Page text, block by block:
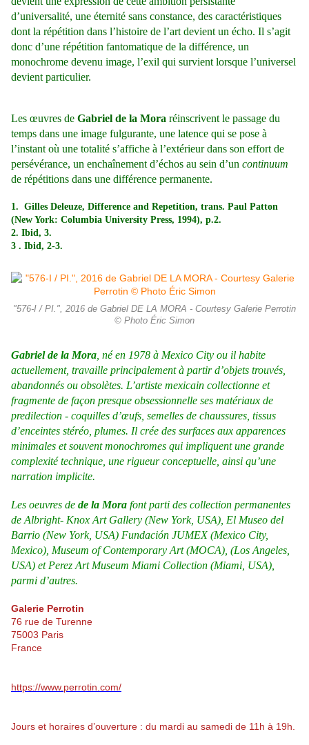
d’universalité, une éternité sans constance, des caractéristiques
dont la répétition dans l’histoire de l’art devient un écho. Il s’agit
donc d’une répétition fantomatique de la différence, un
monochrome devenu image, l’exil qui survient lorsque l’universel
devient particulier.
Les œuvres de Gabriel de la Mora réinscrivent le passage du
temps dans une image fulgurante, une latence qui se pose à
l’instant où une totalité s’affiche à l’extérieur dans son effort de
persévérance, un enchaînement d’échos au sein d’un continuum
de répétitions dans une différence permanente.
1. Gilles Deleuze, Difference and Repetition, trans. Paul Patton
(New York: Columbia University Press, 1994), p.2.
2. Ibid, 3.
3 . Ibid, 2-3.
"576-I / PI.", 2016 de Gabriel DE LA MORA - Courtesy Galerie Perrotin
© Photo Éric Simon
Gabriel de la Mora , né en 1978 à Mexico City ou il habite
actuellement, travaille principalement à partir d’objets trouvés,
abandonnés ou obsolètes. L’artiste mexicain collectionne et
fragmente de façon presque obsessionnelle ses matériaux de
predilection - coquilles d’œufs, semelles de chaussures, tissus
d’enceintes stéréo, plumes. Il crée des surfaces aux apparences
minimales et souvent monochromes qui impliquent une grande
complexité technique, une rigueur conceptuelle, ainsi qu’une
narration implicite.
Les oeuvres de de la Mora font parti des collection permanentes
de Albright- Knox Art Gallery (New York, USA), El Museo del
Barrio (New York, USA) Fundación JUMEX (Mexico City,
Mexico), Museum of Contemporary Art (MOCA), (Los Angeles,
USA) et Perez Art Museum Miami Collection (Miami, USA),
parmi d’autres.
Galerie Perrotin
76 rue de Turenne
75003 Paris
France
https://www.perrotin.com/
Jours et horaires d’ouverture : du mardi au samedi de 11h à 19h.